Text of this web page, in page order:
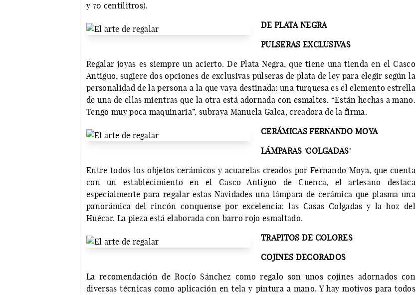
y 70 centilitros).
DE PLATA NEGRA
PULSERAS EXCLUSIVAS
Regalar joyas es siempre un acierto. De Plata Negra, que tiene una tienda en el Casco
Antiguo, sugiere dos opciones de exclusivas pulseras de plata de ley para elegir según la
personalidad de la persona a la que vaya destinada: una turquesa es el elemento estrella
de una de ellas mientras que la otra está adornada con esmaltes. “Están hechas a mano.
Tengo muy poca maquinaria”, subraya Manuela Galea, creadora de la firma.
CERÁMICAS FERNANDO MOYA
LÁMPARAS 'COLGADAS'
Entre todos los objetos cerámicos y acuarelas creados por Fernando Moya, que cuenta
con un establecimiento en el Casco Antiguo de Cuenca, el artesano destaca
especialmente para regalar estas Navidades una lámpara de cerámica que plasma una
panorámica del rincón conquense por excelencia: las Casas Colgadas y la hoz del
Huécar. La pieza está elaborada con barro rojo esmaltado.
TRAPITOS DE COLORES
COJINES DECORADOS
La recomendación de Rocío Sánchez como regalo son unos cojines adornados con
diversas técnicas como aplicación en tela y pintura a mano. Y hay motivos para todos